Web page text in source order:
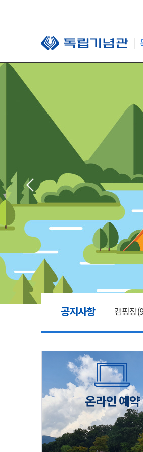
공지사항 캠핑장
[6/1]전
2026
캠핑장
온라인 예약